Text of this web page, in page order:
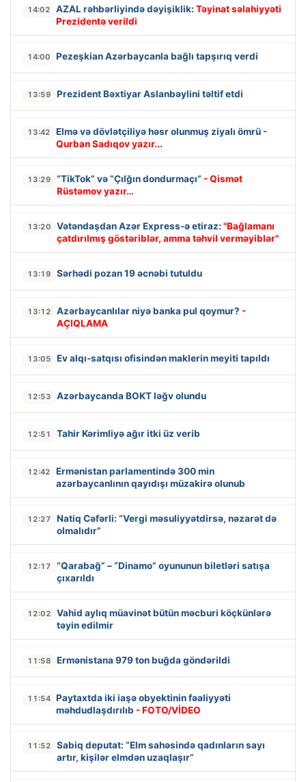
14:02 AZAL rəhbərliyində dəyişiklik: Təyinat səlahiyyəti
Prezidentə verildi
14:00 Pezeşkian Azərbaycanla bağlı tapşırıq verdi
13:59 Prezident Bəxtiyar Aslanbəylini təltif etdi
13:42 Elmə və dövlətçiliyə həsr olunmuş ziyalı ömrü -
Qurban Sadıqov yazır...
13:29 “TikTok” və “Çılğın dondurmaçı” - Qismət
Rüstəmov yazır…
13:20 Vətəndaşdan Azər Express-ə etiraz: "Bağlamanı
çatdırılmış göstəriblər, amma təhvil verməyiblər"
13:19 Sərhədi pozan 19 əcnəbi tutuldu
13:12 Azərbaycanlılar niyə banka pul qoymur? -
AÇIQLAMA
13:05 Ev alqı-satqısı ofisindən maklerin meyiti tapıldı
12:53 Azərbaycanda BOKT ləğv olundu
12:51 Tahir Kərimliyə ağır itki üz verib
12:42
Ermənistan parlamentində 300 min
azərbaycanlının qayıdışı müzakirə olunub
12:27
Natiq Cəfərli: “Vergi məsuliyyətdirsə, nəzarət də
olmalıdır”
12:17
“Qarabağ” – “Dinamo” oyununun biletləri satışa
çıxarıldı
12:02
Vahid aylıq müavinət bütün məcburi köçkünlərə
təyin edilmir
11:58 Ermənistana 979 ton buğda göndərildi
11:54 Paytaxtda iki iaşə obyektinin fəaliyyəti
məhdudlaşdırılıb - FOTO/VİDEO
11:52
Sabiq deputat: “Elm sahəsində qadınların sayı
artır, kişilər elmdən uzaqlaşır”